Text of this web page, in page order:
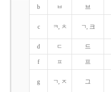
b ㅂ 브
c ㅋ, ㅊ ㄱ, 크
d ㄷ 드
f ㅍ 프
g ㄱ, ㅈ 그